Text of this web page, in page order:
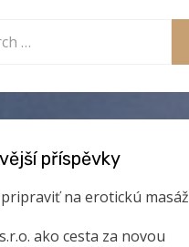
příspěvky
na erotickú masáž
ako cesta za novou